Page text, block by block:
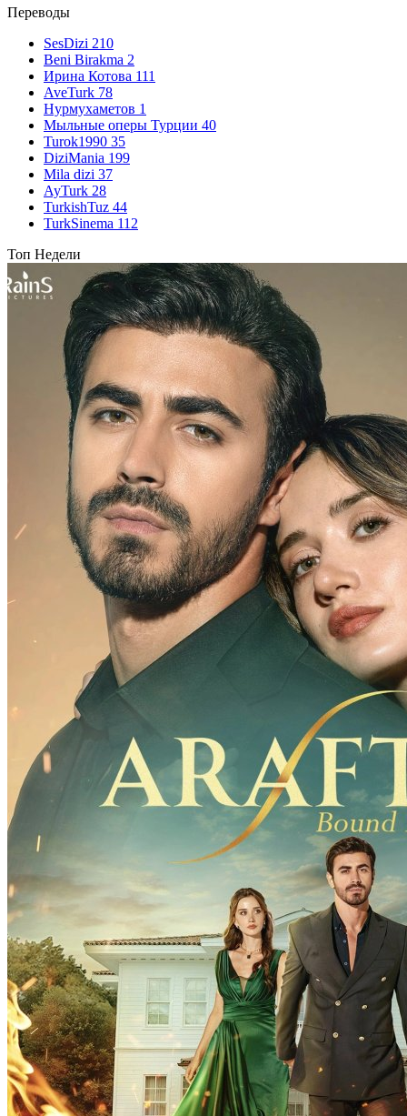
Переводы
SesDizi 210
Beni Birakma 2
Ирина Котова 111
AveTurk 78
Нурмухаметов 1
Мыльные оперы Турции 40
Turok1990 35
DiziMania 199
Mila dizi 37
AyTurk 28
TurkishTuz 44
TurkSinema 112
Топ Недели